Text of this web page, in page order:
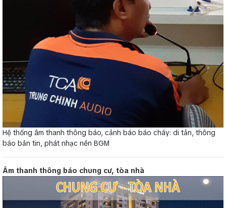
Hệ thống âm thanh thông báo, cảnh báo báo cháy: di tản, thông
báo bản tin, phát nhạc nền BGM
Âm thanh thông báo chung cư, tòa nhà